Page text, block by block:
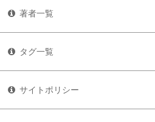
著者一覧
タグ一覧
サイトポリシー